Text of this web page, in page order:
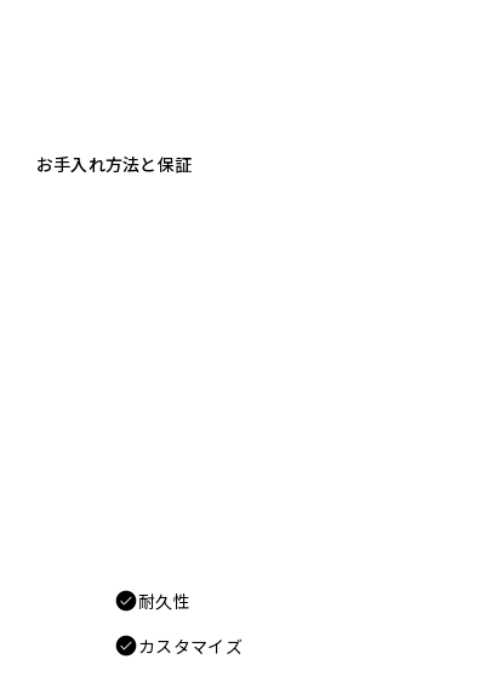
お手入れ方法と保証
耐久性
カスタマイズ